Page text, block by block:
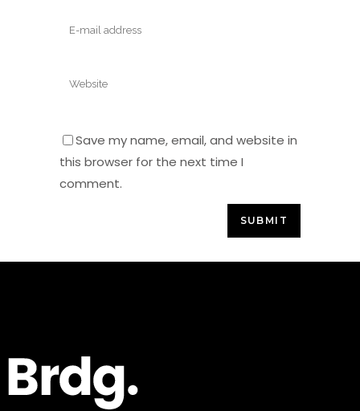
Save my name, email, and website in
this browser for the next time I
comment.